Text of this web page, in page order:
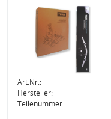
Art.Nr.:
Hersteller:
Teilenummer: